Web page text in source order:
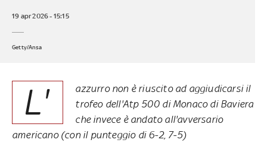
19 apr 2026 - 15:15
Getty/Ansa
L'
azzurro non è riuscito ad aggiudicarsi il
trofeo dell'Atp 500 di Monaco di Baviera
che invece è andato all'avversario
americano (con il punteggio di 6-2, 7-5)